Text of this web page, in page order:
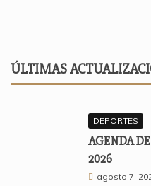
ÚLTIMAS
DEPORTES
AGENDA
2026
agosto 7,